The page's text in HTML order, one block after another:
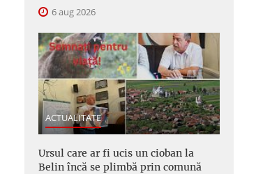
6 aug 2026
ACTUALITATE
Ursul care ar fi ucis un cioban la
Belin încă se plimbă prin comună